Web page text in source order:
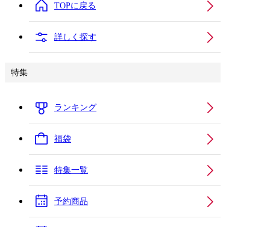
TOPに戻る
詳しく探す
特集
ランキング
福袋
特集一覧
予約商品